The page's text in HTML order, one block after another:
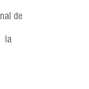
de
la